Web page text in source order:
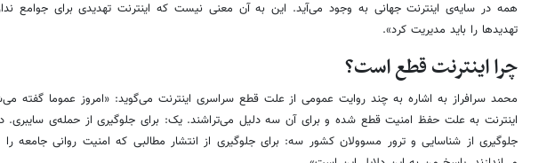
همه در سایه‌ی اینترنت جهانی به وجود می‌آید. این به آن معنی نیست که اینترنت تهدیدی برای جوامع
تهدیدها را باید مدیریت کرد».
چرا اینترنت قطع است؟
محمد سرافراز به اشاره به چند روایت عمومی از علت قطع سراسری اینترنت می‌گوید: «امروز عموما گفته
اینترنت به علت حفظ امنیت قطع شده و برای آن سه دلیل می‌تراشند. یک: برای جلوگیری از حمله‌ی سایبری.
جلوگیری از شناسایی و ترور مسوولان کشور سه: برای جلوگیری از انتشار مطالبی که امنیت روانی جامعه